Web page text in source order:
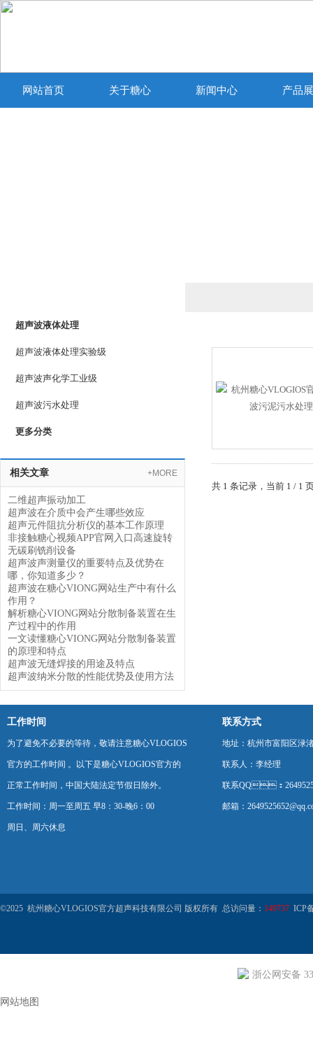
网站首页 关于糖心 新闻中心 产品
超声波液体处理
超声波液体处理实验级
超声波声化学工业级
超声波污水处理
更多分类
相关文章 +MORE
二维超声振动加工
超声波在介质中会产生哪些效应
超声元件阻抗分析仪的基本工作原理
非接触糖心视频APP官网入口高速旋转
无碳刷铣削设备
超声波声测量仪的重要特点及优势在
哪，你知道多少？
超声波在糖心VIONG网站生产中有什么
作用？
解析糖心VIONG网站分散制备装置在生
产过程中的作用
一文读懂糖心VIONG网站分散制备装置
的原理和特点
超声波无缝焊接的用途及特点
超声波纳米分散的性能优势及使用方法
共 1 条记录，当前 1
工作时间
为了避免不必要的等待，敬请注意糖心VLOGIOS
官方的工作时间 。以下是糖心VLOGIOS官方的
正常工作时间，中国大陆法定节假日除外。
工作时间：周一至周五 早8：30-晚6：00
周日、周六休息
联系方式
地址：杭州市富阳区渌
联系人：李经理
联系QQ：
邮箱：
©2025 杭州糖心VLOGIOS官方超声科技有限公司 版权所有 总访问量： 149737 ICP备
浙公网安备
网站地图